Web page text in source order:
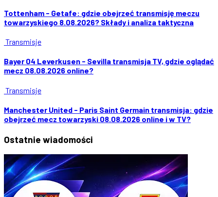
Tottenham - Getafe: gdzie obejrzeć transmisję meczu
towarzyskiego 8.08.2026? Składy i analiza taktyczna
Transmisje
Bayer 04 Leverkusen - Sevilla transmisja TV, gdzie oglądać
mecz 08.08.2026 online?
Transmisje
Manchester United - Paris Saint Germain transmisja: gdzie
obejrzeć mecz towarzyski 08.08.2026 online i w TV?
Ostatnie wiadomości